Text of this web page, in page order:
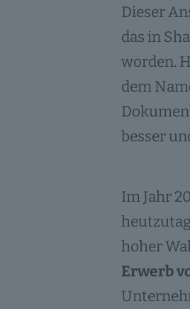
Dieser
das in
worden.
dem
besser
Im Jahr
hoher
Erwerb